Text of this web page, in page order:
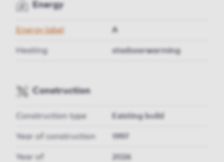
Energy
Energy label A
Heating stadsverwarming
Construction
Construction type Existing build
Year of construction 1997
Year of
2026